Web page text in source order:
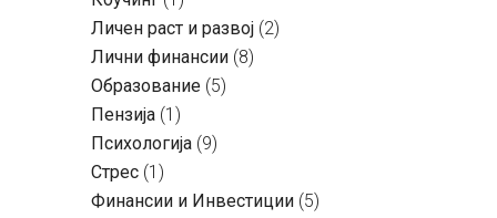
Личен раст и развој (2)
Лични финансии (8)
Образование (5)
Пензија (1)
Психологија (9)
Стрес (1)
Финансии и Инвестиции (5)